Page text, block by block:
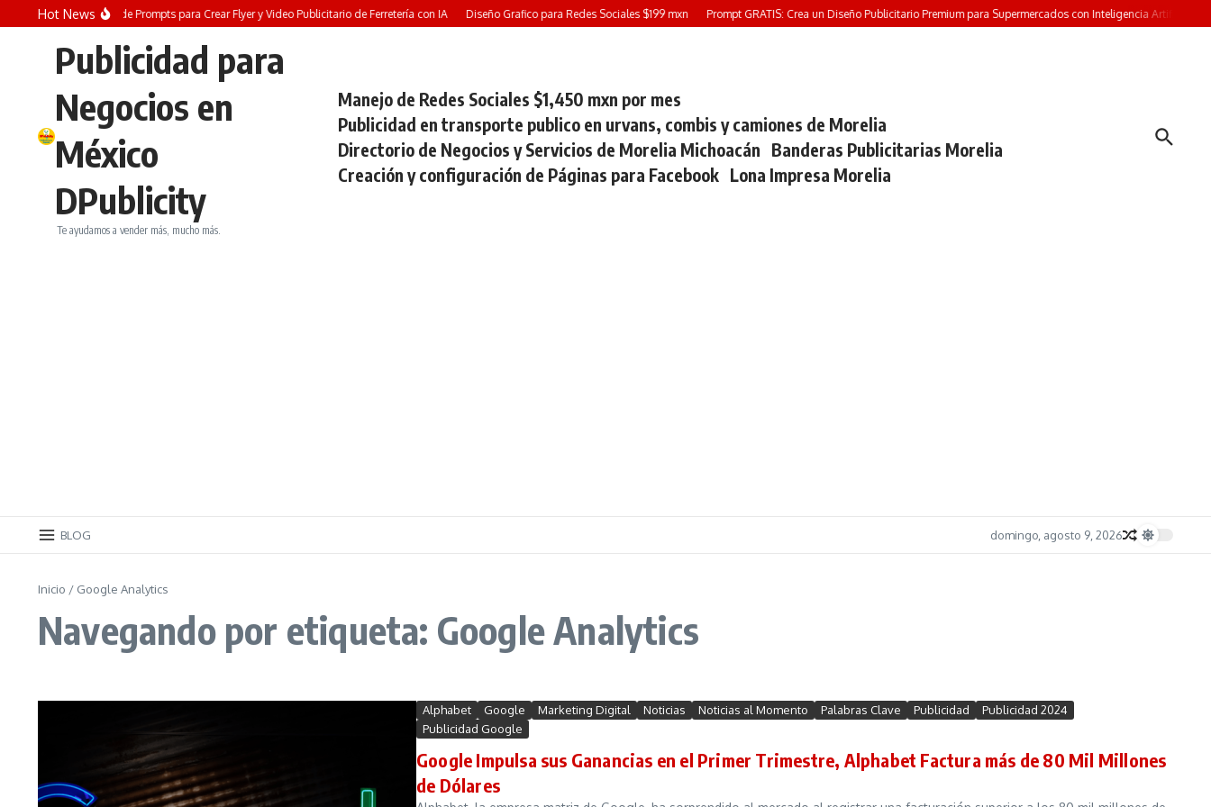
Saltar al contenido
Hot News
GRATIS! Pack de Prompts para Crear Flyer y Video Publicitario de Ferretería con IA Diseño Grafico para Redes Sociales $199 mxn Prompt GRATIS: Crea un Diseño Publicitario Premium para Supermercados con Inteligencia Artificial
Publicidad para
Negocios en
México
DPublicity
Te ayudamos a vender más, mucho más.
Manejo de Redes Sociales $1,450 mxn por mes
Publicidad en transporte publico en urvans, combis y camiones de Morelia
Directorio de Negocios y Servicios de Morelia Michoacán Banderas Publicitarias Morelia
Creación y configuración de Páginas para Facebook Lona Impresa Morelia
BLOG domingo, agosto 9, 2026
Inicio / Google Analytics
Navegando por etiqueta: Google Analytics
Alphabet Google Marketing Digital Noticias Noticias al Momento Palabras Clave Publicidad
Publicidad 2024
Publicidad Google
Google Impulsa sus Ganancias en el Primer Trimestre, Alphabet Factura más de 80 Mil Millones
de Dólares